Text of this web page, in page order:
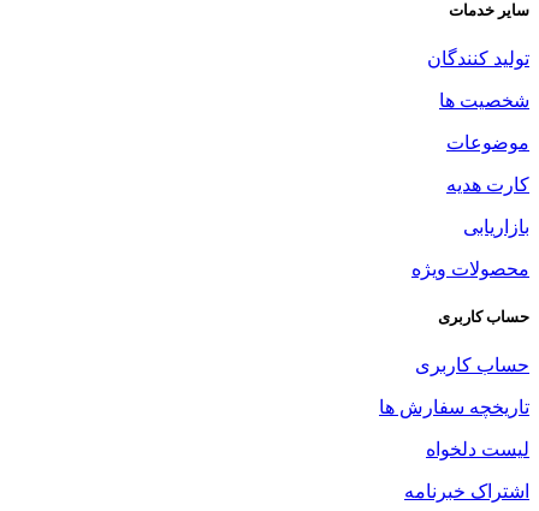
سایر خدمات
تولید کنندگان
شخصیت ها
موضوعات
کارت هدیه
بازاریابی
محصولات ویژه
حساب کاربری
حساب کاربری
تاریخچه سفارش ها
لیست دلخواه
اشتراک خبرنامه